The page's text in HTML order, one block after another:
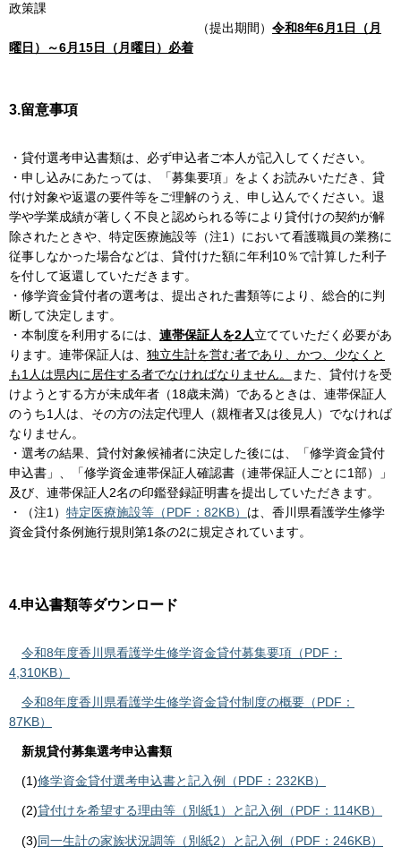
政策課
（提出期間） 令和8年6月1日（月
曜日）～6月15日（月曜日）必着
3.留意事項
・貸付選考申込書類は、必ず申込者ご本人が記入してください。
・申し込みにあたっては、「募集要項」をよくお読みいただき、貸
付け対象や返還の要件等をご理解のうえ、申し込んでください。退
学や学業成績が著しく不良と認められる等により貸付けの契約が解
除されたときや、特定医療施設等（注1）において看護職員の業務に
従事しなかった場合などは、貸付けた額に年利10％で計算した利子
を付して返還していただきます。
・修学資金貸付者の選考は、提出された書類等により、総合的に判
断して決定します。
・本制度を利用するには、 連帯保証人を2人立てていただく必要があ
ります。連帯保証人は、 独立生計を営む者であり、かつ、少なくと
も1人は県内に居住する者でなければなりません。
また、貸付けを受
けようとする方が未成年者（18歳未満）であるときは、連帯保証人
のうち1人は、その方の法定代理人（親権者又は後見人）でなければ
なりません。
・選考の結果、貸付対象候補者に決定した後には、「修学資金貸付
申込書」、「修学資金連帯保証人確認書（連帯保証人ごとに1部）」
及び、連帯保証人2名の印鑑登録証明書を提出していただきます。
・（注1） 特定医療施設等（PDF：82KB） は、香川県看護学生修学
資金貸付条例施行規則第1条の2に規定されています。
4.申込書類等ダウンロード
令和8年度香川県看護学生修学資金貸付募集要項（PDF：
4,310KB）
令和8年度香川県看護学生修学資金貸付制度の概要（PDF：
87KB）
新規貸付募集選考申込書類
(1)修学資金貸付選考申込書と記入例（PDF：232KB）
(2)貸付けを希望する理由等（別紙1）と記入例（PDF：114KB）
(3)同一生計の家族状況調等（別紙2）と記入例（PDF：246KB）